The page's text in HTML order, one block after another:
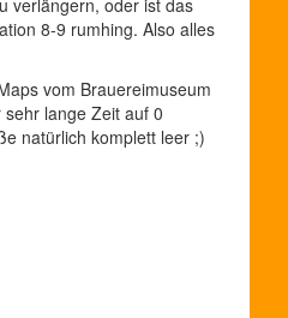
verlängern, oder ist das
8-9 rumhing. Also alles
vom Brauereimuseum
lange Zeit auf 0
natürlich komplett leer ;)